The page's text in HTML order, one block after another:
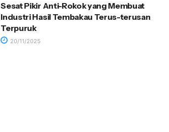
Sesat Pikir Anti-Rokok yang Membuat
Industri Hasil Tembakau Terus-terusan
Terpuruk
20/11/2025